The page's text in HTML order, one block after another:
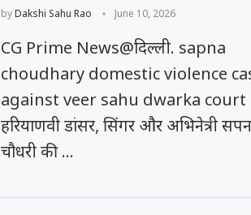
byDakshi Sahu Rao June 10, 2026
CG Prime News@दिल्ली. sapna
choudhary domestic violence
against veer sahu dwarka
हरियाणवी डांसर, सिंगर और अभिनेत्री
चौधरी की …